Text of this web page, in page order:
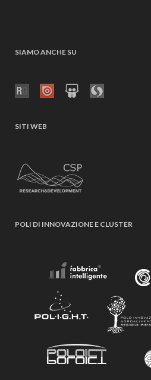
SIAMO ANCHE SU
SITI WEB
POLI DI INNOVAZIONE E CLUSTER